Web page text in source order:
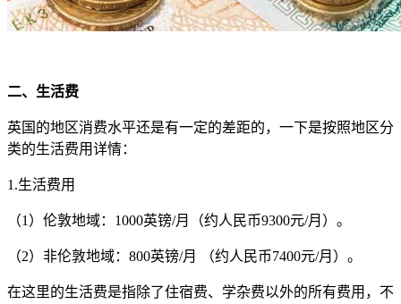
二、生活费
英国的地区消费水平还是有一定的差距的，一下是按照地区分
类的生活费用详情：
1.生活费用
（1）伦敦地域：1000英镑/月（约人民币9300元/月）。
（2）非伦敦地域：800英镑/月 （约人民币7400元/月）。
在这里的生活费是指除了住宿费、学杂费以外的所有费用，不